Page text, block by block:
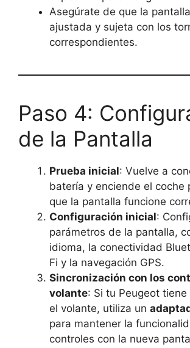
Asegúrate de que la
ajustada y sujeta con los
correspondientes.
Paso 4:
de la Pantalla
Prueba inicial: Vuelve a
batería y enciende el coche
que la pantalla funcione
Configuración inicial:
parámetros de la pantalla,
idioma, la conectividad
Fi y la navegación GPS.
Sincronización con los
volante: Si tu Peugeot
el volante, utiliza un
para mantener la
controles con la nueva